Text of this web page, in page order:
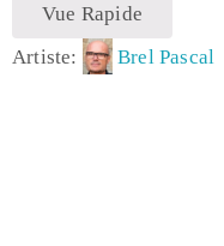
Vue Rapide
Artiste:
Brel Pascal